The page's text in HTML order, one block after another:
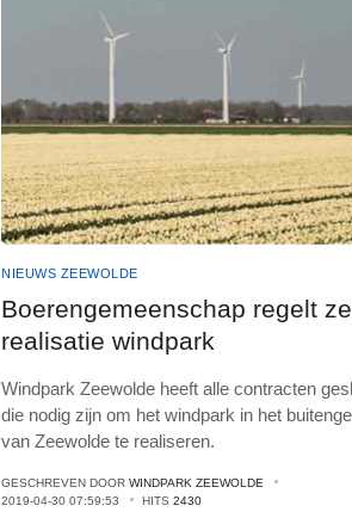
NIEUWS ZEEWOLDE
Boerengemeenschap regelt
realisatie windpark
Windpark Zeewolde heeft alle contracten
die nodig zijn om het windpark in het
van Zeewolde te realiseren.
GESCHREVEN DOORWINDPARK ZEEWOLDE
2019-04-30 07:59:53
HITS2430